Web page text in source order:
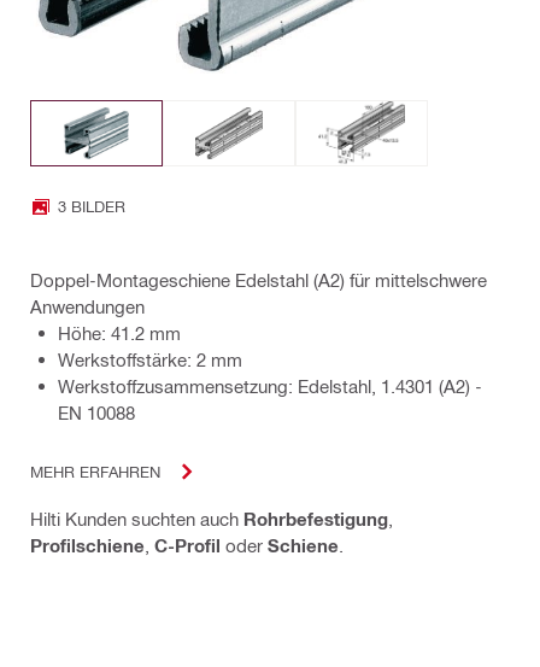
3 BILDER
Doppel-Montageschiene Edelstahl (A2) für mittelschwere
Anwendungen
Höhe: 41.2 mm
Werkstoffstärke: 2 mm
Werkstoffzusammensetzung: Edelstahl, 1.4301 (A2) -
EN 10088
MEHR ERFAHREN
Hilti Kunden suchten auch Rohrbefestigung
Profilschiene C-Profil oder Schiene